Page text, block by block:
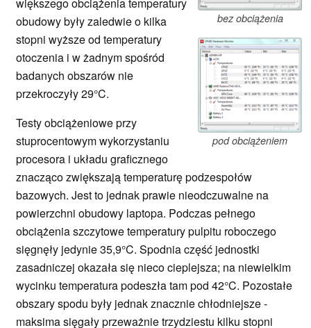
bez obciążenia
pod obciążeniem
większego obciążenia temperatury
obudowy były zaledwie o kilka
stopni wyższe od temperatury
otoczenia i w żadnym spośród
badanych obszarów nie
przekroczyły 29°C.
Testy obciążeniowe przy
stuprocentowym wykorzystaniu
procesora i układu graficznego
znacząco zwiększają temperaturę podzespołów
bazowych. Jest to jednak prawie nieodczuwalne na
powierzchni obudowy laptopa. Podczas pełnego
obciążenia szczytowe temperatury pulpitu roboczego
sięgnęły jedynie 35,9°C. Spodnia część jednostki
zasadniczej okazała się nieco cieplejsza; na niewielkim
wycinku temperatura podeszła tam pod 42°C. Pozostałe
obszary spodu były jednak znacznie chłodniejsze -
maksima sięgały przeważnie trzydziestu kilku stopni